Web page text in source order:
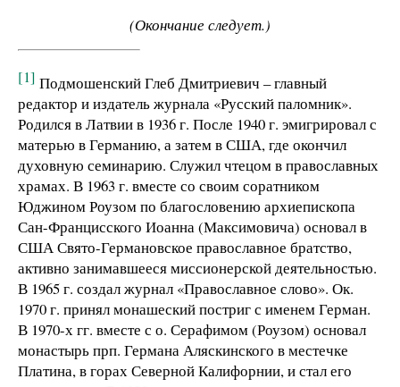
(Окончание следует.)
[1] Подмошенский Глеб Дмитриевич – главный
редактор и издатель журнала «Русский паломник».
Родился в Латвии в 1936 г. После 1940 г. эмигрировал с
матерью в Германию, а затем в США, где окончил
духовную семинарию. Служил чтецом в православных
храмах. В 1963 г. вместе со своим соратником
Юджином Роузом по благословению архиепископа
Сан-Францисского Иоанна (Максимовича) основал в
США Свято-Германовское православное братство,
активно занимавшееся миссионерской деятельностью.
В 1965 г. создал журнал «Православное слово». Ок.
1970 г. принял монашеский постриг с именем Герман.
В 1970-х гг. вместе с о. Серафимом (Роузом) основал
монастырь прп. Германа Аляскинского в местечке
Платина, в горах Северной Калифорнии, и стал его